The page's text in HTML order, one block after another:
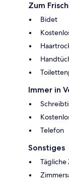
Zum
Bidet
Immer in
Telefon
Sonstiges